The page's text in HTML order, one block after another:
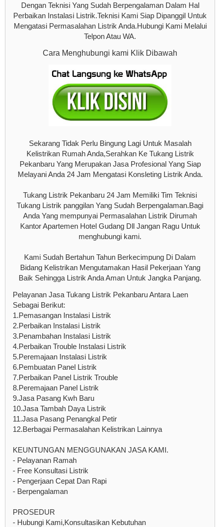
Dengan Teknisi Yang Sudah Berpengalaman Dalam Hal
Perbaikan Instalasi Listrik.Teknisi Kami Siap Dipanggil Untuk
Mengatasi Permasalahan Listrik Anda.Hubungi Kami Melalui
Telpon Atau WA.
Cara Menghubungi kami Klik Dibawah
Sekarang Tidak Perlu Bingung Lagi Untuk Masalah
Kelistrikan Rumah Anda,Serahkan Ke Tukang Listrik
Pekanbaru Yang Merupakan Jasa Profesional Yang Siap
Melayani Anda 24 Jam Mengatasi Konsleting Listrik Anda.
Tukang Listrik Pekanbaru 24 Jam Memiliki Tim Teknisi
Tukang Listrik panggilan Yang Sudah Berpengalaman.Bagi
Anda Yang mempunyai Permasalahan Listrik Dirumah
Kantor Apartemen Hotel Gudang Dll Jangan Ragu Untuk
menghubungi kami.
Kami Sudah Bertahun Tahun Berkecimpung Di Dalam
Bidang Kelistrikan Mengutamakan Hasil Pekerjaan Yang
Baik Sehingga Listrik Anda Aman Untuk Jangka Panjang.
Pelayanan Jasa Tukang Listrik Pekanbaru Antara Laen
Sebagai Berikut:
1.Pemasangan Instalasi Listrik
2.Perbaikan Instalasi Listrik
3.Penambahan Instalasi Listrik
4.Perbaikan Trouble Instalasi Listrik
5.Peremajaan Instalasi Listrik
6.Pembuatan Panel Listrik
7.Perbaikan Panel Listrik Trouble
8.Peremajaan Panel Listrik
9.Jasa Pasang Kwh Baru
10.Jasa Tambah Daya Listrik
11.Jasa Pasang Penangkal Petir
12.Berbagai Permasalahan Kelistrikan Lainnya
KEUNTUNGAN MENGGUNAKAN JASA KAMI.
- Pelayanan Ramah
- Free Konsultasi Listrik
- Pengerjaan Cepat Dan Rapi
- Berpengalaman
PROSEDUR
- Hubungi Kami,Konsultasikan Kebutuhan